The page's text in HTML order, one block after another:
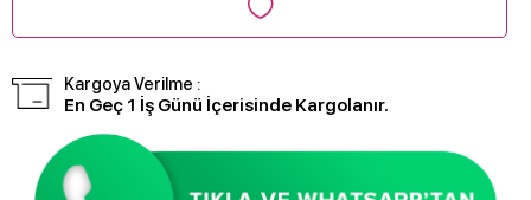
Kargoya Verilme :
En Geç 1 İş Günü İçerisinde Kargolanır.